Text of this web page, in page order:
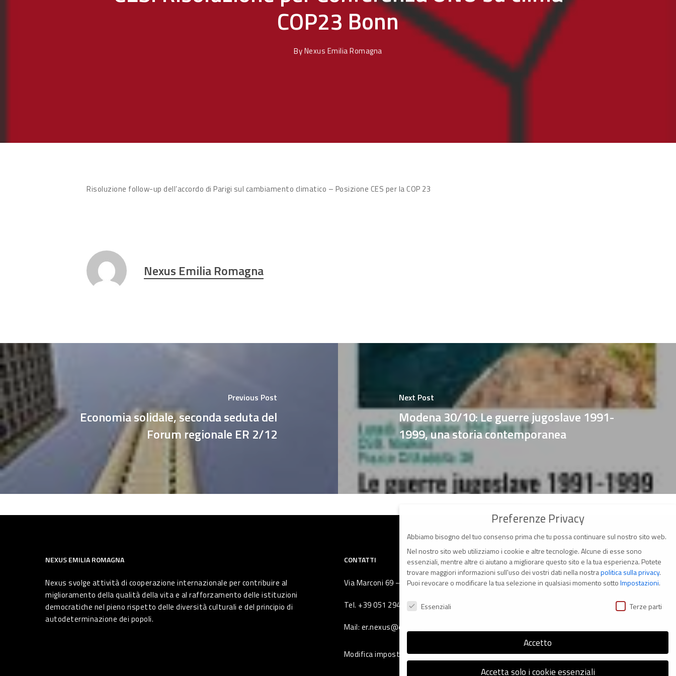
COP23 Bonn
ByNexus Emilia Romagna
Risoluzione follow-up dell’accordo di Parigi sul cambiamento climatico – Posizione CES per la COP 23
Nexus Emilia Romagna
Previous Post
Economia solidale, seconda seduta del
Forum regionale ER 2/12
Next Post
Modena 30/10: Le guerre jugoslave 1991-
1999, una storia contemporanea
NEXUS EMILIA ROMAGNA
Nexus svolge attività di cooperazione internazionale per contribuire al
miglioramento della qualità della vita e al rafforzamento delle istituzioni
democratiche nel pieno rispetto delle diversità culturali e del principio di
autodeterminazione dei popoli.
CONTATTI
Via Marconi 69 – 40122 Bologna (Italia)
Tel. +39 051 294 775
Mail: er.nexus@er.cgil.it
Modifica impostazione Cookies
Preferenze Privacy
Abbiamo bisogno del tuo consenso prima che tu possa continuare sul nostro sito web.
Nel nostro sito web utilizziamo i cookie e altre tecnologie. Alcune di esse sono
essenziali, mentre altre ci aiutano a migliorare questo sito e la tua esperienza. Potete
trovare maggiori informazioni sull'uso dei vostri dati nella nostrapolitica sulla privacy.
Puoi revocare o modificare la tua selezione in qualsiasi momento sottoImpostazioni.
Preferenze Privacy
Essenziali Terze parti
Accetto
Accetta solo i cookie essenziali